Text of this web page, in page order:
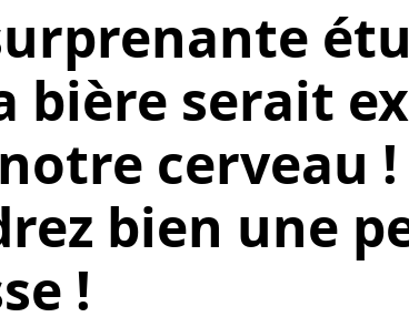
bière serait
cerveau !
bien une
!